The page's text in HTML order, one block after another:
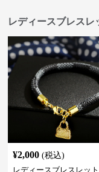
レディースブレスレ
¥2,000 (税込)
レディースブレスレッ